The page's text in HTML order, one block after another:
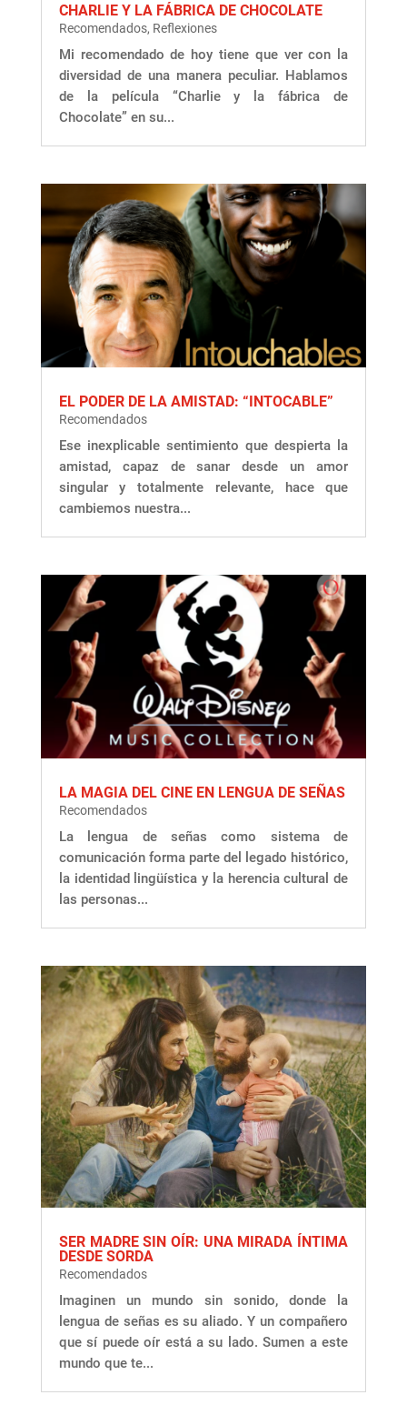
CHARLIE Y LA FÁBRICA DE CHOCOLATE
Recomendados, Reflexiones
Mi recomendado de hoy tiene que ver con la
diversidad de una manera peculiar. Hablamos
de la película “Charlie y la fábrica de
Chocolate” en su...
EL PODER DE LA AMISTAD: “INTOCABLE”
Recomendados
Ese inexplicable sentimiento que despierta la
amistad, capaz de sanar desde un amor
singular y totalmente relevante, hace que
cambiemos nuestra...
LA MAGIA DEL CINE EN LENGUA DE SEÑAS
Recomendados
La lengua de señas como sistema de
comunicación forma parte del legado histórico,
la identidad lingüística y la herencia cultural de
las personas...
SER MADRE SIN OÍR: UNA MIRADA ÍNTIMA
DESDE SORDA
Recomendados
Imaginen un mundo sin sonido, donde la
lengua de señas es su aliado. Y un compañero
que sí puede oír está a su lado. Sumen a este
mundo que te...